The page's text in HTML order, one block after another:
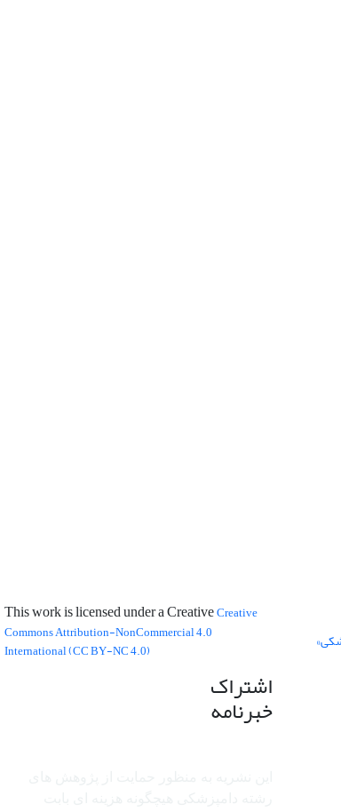
This work is licensed under a CreativeCreative
Commons Attribution-NonCommercial 4.0
International (CC BY-NC 4.0)
اشتراک
خبرنامه